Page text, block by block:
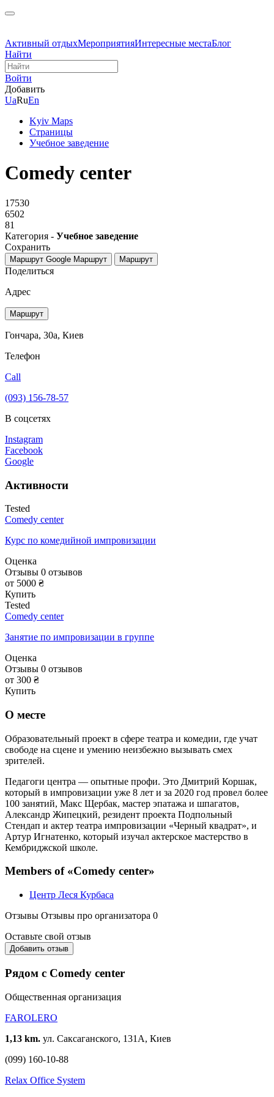
Активный отдыхМероприятияИнтересные местаБлог
Найти
Войти
Добавить
UaRuEn
Kyiv Maps
Страницы
Учебное заведение
Comedy center
17530
6502
81
Категория - Учебное заведение
Сохранить
Маршрут Google Маршрут Маршрут
Поделиться
Адрес
Маршрут
Гончара, 30а, Киев
Телефон
Call
(093) 156-78-57
В соцсетях
Instagram
Facebook
Google
Активности
Tested
Comedy center
Курс по комедийной импровизации
Оценка
Отзывы 0 отзывов
от 5000 ₴
Купить
Tested
Comedy center
Занятие по импровизации в группе
Оценка
Отзывы 0 отзывов
от 300 ₴
Купить
О месте
Образовательный проект в сфере театра и комедии, где учат
свободе на сцене и умению неизбежно вызывать смех
зрителей.
Педагоги центра — опытные профи. Это Дмитрий Коршак,
который в импровизации уже 8 лет и за 2020 год провел более
100 занятий, Макс Щербак, мастер эпатажа и шпагатов,
Александр Жипецкий, резидент проекта Подпольный
Стендап и актер театра импровизации «Черный квадрат», и
Артур Игнатенко, который изучал актерское мастерство в
Кембриджской школе.
Members of «Comedy center»
Центр Леся Курбаса
Отзывы Отзывы про организатора 0
Оставьте свой отзыв
Добавить отзыв
Рядом с Comedy center
Общественная организация
FAROLERO
1,13 km. ул. Саксаганского, 131А, Киев
(099) 160-10-88
Relax Office System